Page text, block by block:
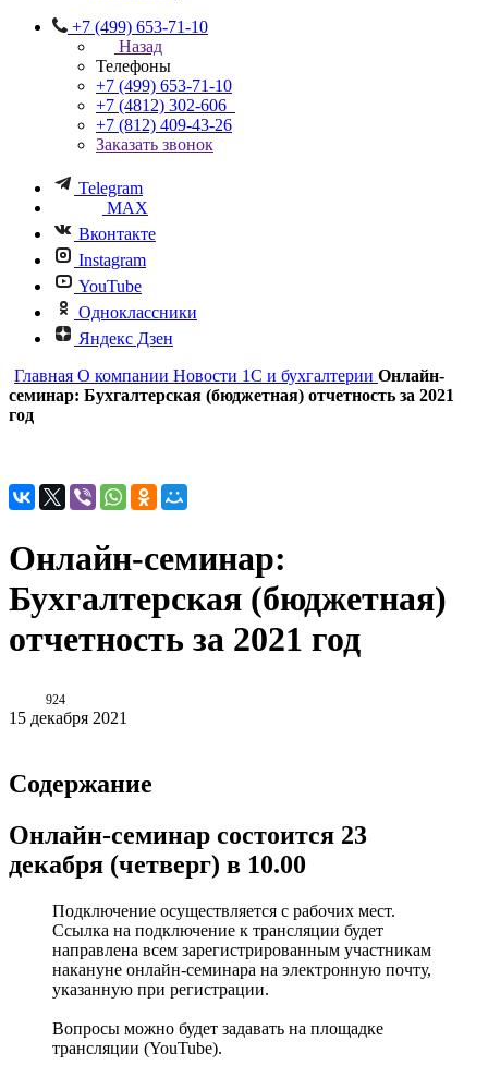
+7 (499) 653-71-10
Назад
Телефоны
+7 (499) 653-71-10
+7 (4812) 302-606
+7 (812) 409-43-26
Заказать звонок
Telegram
MAX
Вконтакте
Instagram
YouTube
Одноклассники
Яндекс Дзен
Главная О компании Новости 1С и бухгалтерии Онлайн-
семинар: Бухгалтерская (бюджетная) отчетность за 2021
год
Онлайн-семинар:
Бухгалтерская (бюджетная)
отчетность за 2021 год
924
15 декабря 2021
Содержание
Онлайн-семинар состоится 23
декабря (четверг) в 10.00
Подключение осуществляется с рабочих мест.
Ссылка на подключение к трансляции будет
направлена всем зарегистрированным участникам
накануне онлайн-семинара на электронную почту,
указанную при регистрации.
Вопросы можно будет задавать на площадке
трансляции (YouTube).